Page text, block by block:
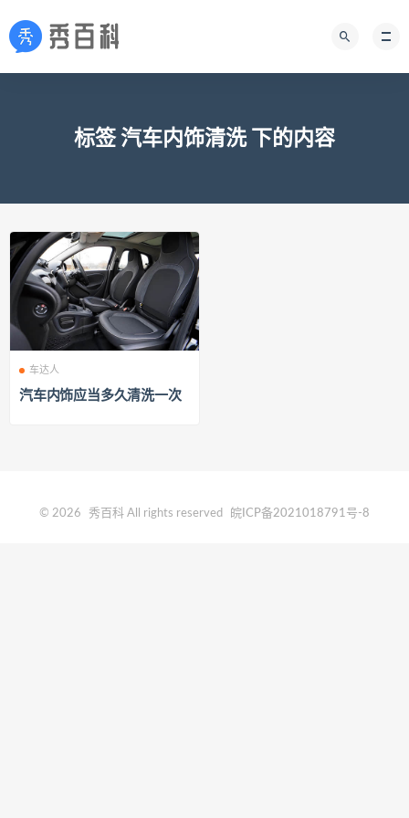
标签 汽车内饰清洗 下的内容
车达人
汽车内饰应当多久清洗一次
© 2026 秀百科 All rights reserved 皖ICP备2021018791号-8